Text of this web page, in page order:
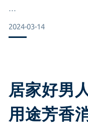
這瓶二合一洗髮沐浴乳
2024-03-14
居家好男
用途芳香